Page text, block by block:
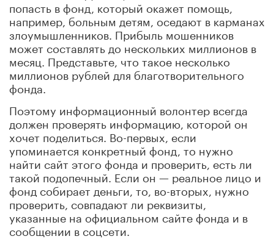
попасть в фонд, который окажет помощь,
например, больным детям, оседают в карманах
злоумышленников. Прибыль мошенников
может составлять до нескольких миллионов в
месяц. Представьте, что такое несколько
миллионов рублей для благотворительного
фонда.
Поэтому информационный волонтер всегда
должен проверять информацию, которой он
хочет поделиться. Во-первых, если
упоминается конкретный фонд, то нужно
найти сайт этого фонда и проверить, есть ли
такой подопечный. Если он — реальное лицо и
фонд собирает деньги, то, во-вторых, нужно
проверить, совпадают ли реквизиты,
указанные на официальном сайте фонда и в
сообщении в соцсети.